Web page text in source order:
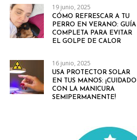
19 junio, 2025
CÓMO REFRESCAR A TU
PERRO EN VERANO: GUÍA
COMPLETA PARA EVITAR
EL GOLPE DE CALOR
16 junio, 2025
USA PROTECTOR SOLAR
EN TUS MANOS: ¡CUIDADO
CON LA MANICURA
SEMIPERMANENTE!